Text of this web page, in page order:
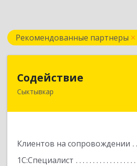
Рекомендованные партнеры
Содействие
Сыктывкар
Клиентов на сопровождении
1С:Специалист
167004, Коми Респ, Сыктывкар